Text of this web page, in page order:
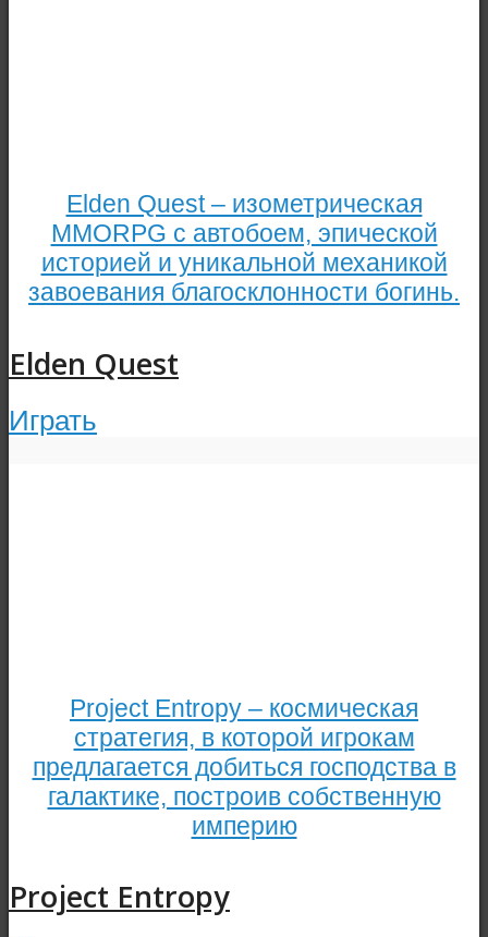
Elden Quest – изометрическая
MMORPG с автобоем, эпической
историей и уникальной механикой
завоевания благосклонности богинь.
Elden Quest
Играть
Project Entropy – космическая
стратегия, в которой игрокам
предлагается добиться господства в
галактике, построив собственную
империю
Project Entropy